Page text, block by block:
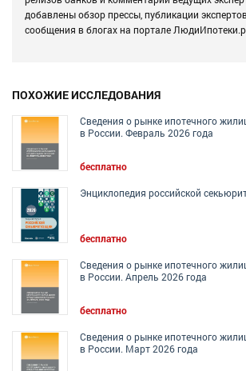
добавлены обзор прессы, публикации
сообщения в блогах на портале
ПОХОЖИЕ ИССЛЕДОВАНИЯ
Сведения о рынке ипотечного
в России. Февраль 2026 года
бесплатно
Энциклопедия российской
бесплатно
Сведения о рынке ипотечного
в России. Апрель 2026 года
бесплатно
Сведения о рынке ипотечного
в России. Март 2026 года